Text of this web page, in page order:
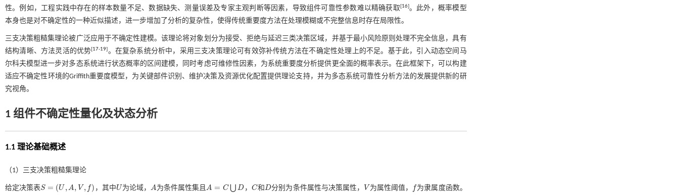
性。例如，工程实践中存在的样本数量不足、数据缺失、测量误差及专家主观判断等因素，导致组件可靠性参数难以精确获取[16]。此外，概率模型
本身也是对不确定性的一种近似描述，进一步增加了分析的复杂性，使得传统重要度方法在处理模糊或不完整信息时存在局限性。
三支决策粗糙集理论被广泛应用于不确定性建模。该理论将对象划分为接受、拒绝与延迟三类决策区域，并基于最小风险原则处理不完全信息，具有
结构清晰、方法灵活的优势[17-19]。在复杂系统分析中，采用三支决策理论可有效弥补传统方法在不确定性处理上的不足。基于此，引入动态空间马
尔科夫模型进一步对多态系统进行状态概率的区间建模，同时考虑可维修性因素，为系统重要度分析提供更全面的概率表示。在此框架下，可以构建
适应不确定性环境的Griffith重要度模型，为关键部件识别、维护决策及资源优化配置提供理论支持，并为多态系统可靠性分析方法的发展提供新的研
究视角。
1 组件不确定性量化及状态分析
1.1 理论基础概述
（1）三支决策粗糙集理论
给定决策表S = (U ,A, V , f)
S= (U A,V ,f) ，其中U
U 为论域， A
A 为条件属性集且A = C ⋃ D
A= C⋃D ， C
C 和D
D 分别为条件属性与决策属性， V
V 为属性阈值， f
f 为隶属度函数。